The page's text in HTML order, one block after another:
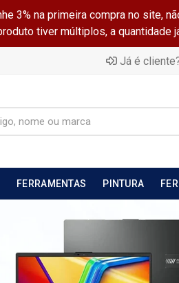
3% na primeira compra no site,
tiver múltiplos, a quantidade
Já é
FERRAMENTAS PINTURA